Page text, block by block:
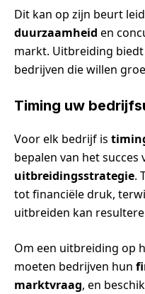
Dit kan op zijn beurt
duurzaamheid en
markt. Uitbreiding
bedrijven die willen
Timing uw
Voor elk bedrijf is
bepalen van het succes
uitbreidingsstrategie.
tot financiële druk,
uitbreiden kan
Om een uitbreiding op
moeten bedrijven hun
marktvraag, en